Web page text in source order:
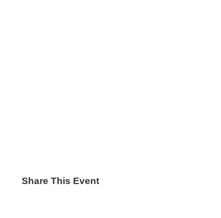
Share This Event